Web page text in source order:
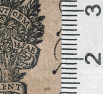
Lyon (Francia)